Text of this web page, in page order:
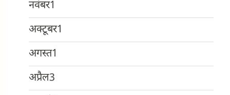
नवंबर1
अक्टूबर1
अगस्त1
अप्रैल3